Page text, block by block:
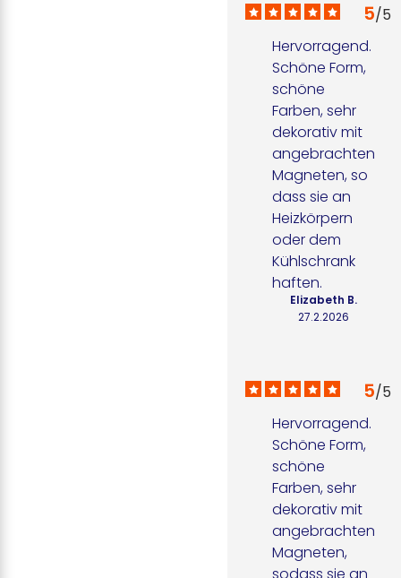
5/5
Hervorragend.
Schöne Form,
schöne
Farben, sehr
dekorativ mit
angebrachten
Magneten, so
dass sie an
Heizkörpern
oder dem
Kühlschrank
haften.
27.2.2026
Elizabeth B.
5/5
Hervorragend.
Schöne Form,
schöne
Farben, sehr
dekorativ mit
angebrachten
Magneten,